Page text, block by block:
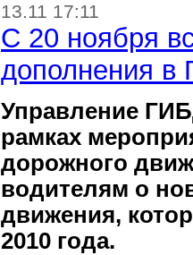
13.11 17:11
C 20 ноября
дополнения
Управление
рамках
дорожного
водителям о
движения,
2010 года.